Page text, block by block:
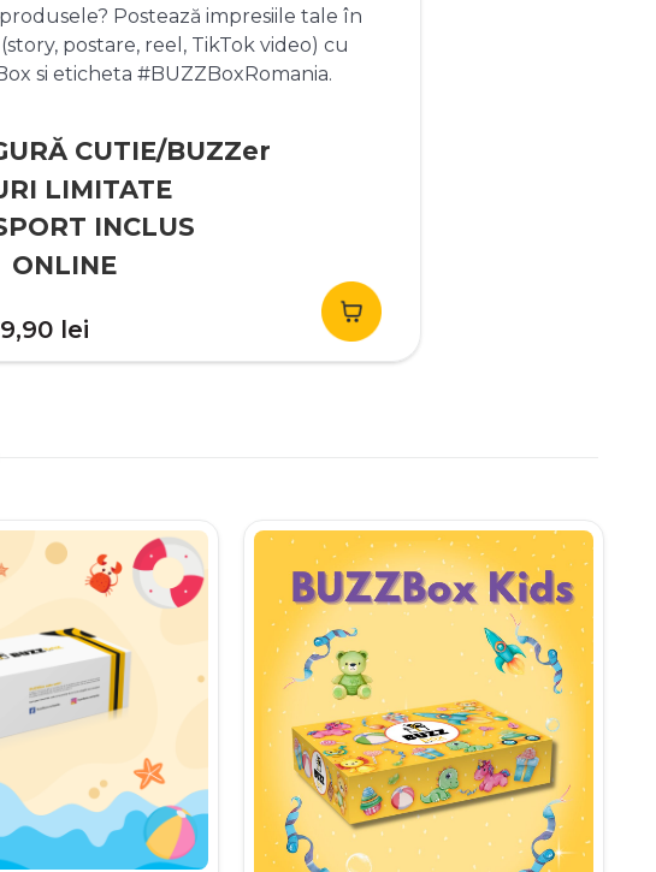
Postează impresiile tale în
postare, reel, TikTok video) cu
si eticheta #BUZZBoxRomania.
CUTIE/BUZZer
LIMITATE
INCLUS
ONLINE
leiPrețul
curent